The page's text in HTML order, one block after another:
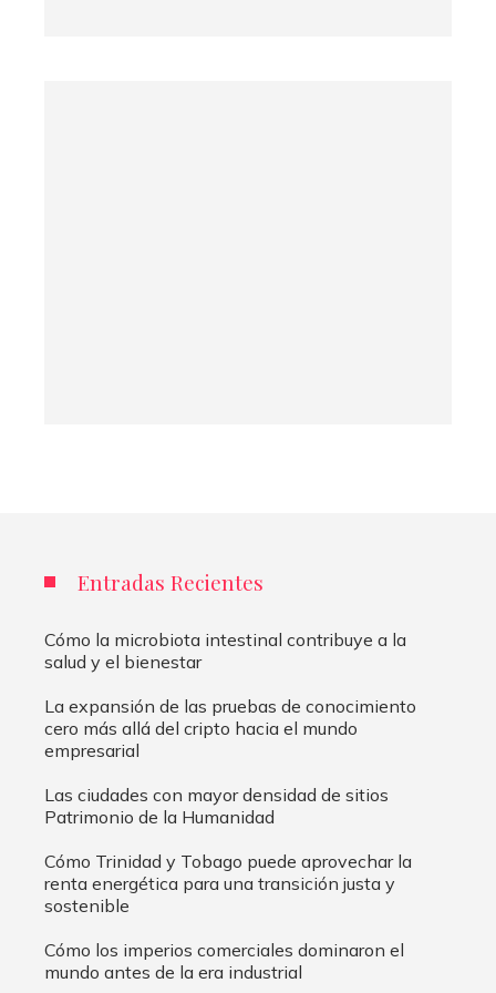
Entradas Recientes
Cómo la microbiota intestinal contribuye a la
salud y el bienestar
La expansión de las pruebas de conocimiento
cero más allá del cripto hacia el mundo
empresarial
Las ciudades con mayor densidad de sitios
Patrimonio de la Humanidad
Cómo Trinidad y Tobago puede aprovechar la
renta energética para una transición justa y
sostenible
Cómo los imperios comerciales dominaron el
mundo antes de la era industrial